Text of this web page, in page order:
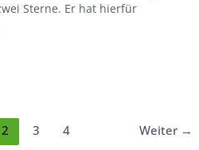
Sterne. Er hat hierfür
2 3 4 Weiter →